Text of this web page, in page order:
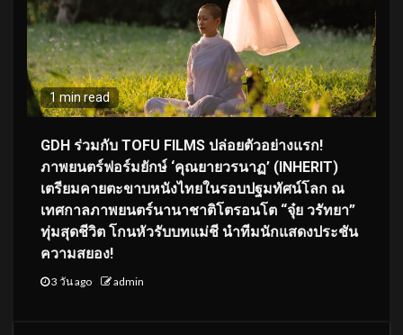
1 min read
GDH ร่วมกับ TOFU FILMS ปล่อยตัวอย่างแรก!
ภาพยนตร์ฟอร์มยักษ์ ‘คุณยายวรนาฏ’ (INHERIT)
เตรียมคายตะขาบหนังไทยในรอบปฐมทัศน์โลก ณ
เทศกาลภาพยนตร์นานาชาติโตรอนโต “จุ๋ย วรัทยา”
ทุ่มสุดชีวิต โกนหัวรับบทแม่ชี นำทีมนักแสดงประชัน
ความสยอง!
3 วัน ago admin